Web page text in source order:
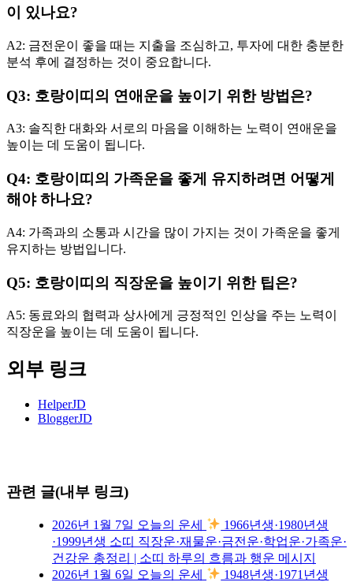
이 있나요?
A2: 금전운이 좋을 때는 지출을 조심하고, 투자에 대한 충분한
분석 후에 결정하는 것이 중요합니다.
Q3: 호랑이띠의 연애운을 높이기 위한 방법은?
A3: 솔직한 대화와 서로의 마음을 이해하는 노력이 연애운을
높이는 데 도움이 됩니다.
Q4: 호랑이띠의 가족운을 좋게 유지하려면 어떻게
해야 하나요?
A4: 가족과의 소통과 시간을 많이 가지는 것이 가족운을 좋게
유지하는 방법입니다.
Q5: 호랑이띠의 직장운을 높이기 위한 팁은?
A5: 동료와의 협력과 상사에게 긍정적인 인상을 주는 노력이
직장운을 높이는 데 도움이 됩니다.
외부 링크
HelperJD
BloggerJD
관련 글(내부 링크)
2026년 1월 7일 오늘의 운세
1966년생·1980년생
·1999년생 소띠 직장운·재물운·금전운·학업운·가족운·
건강운 총정리 | 소띠 하루의 흐름과 행운 메시지
2026년 1월 6일 오늘의 운세
1948년생·1971년생